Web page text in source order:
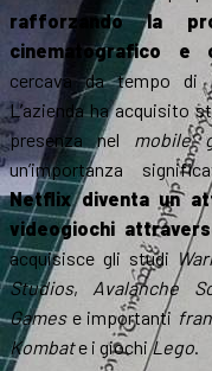
rafforzando la
cinematografico e
cercava da tempo di
L’azienda ha acquisito
presenza nel mobile
un’importanza
Netflix diventa un
videogiochi
acquisisce gli studi
Studios, Avalanche
Gamese importanti
Kombate i giochiLego.